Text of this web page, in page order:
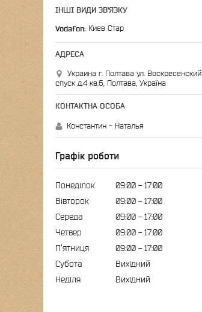
ІНШІ ВИДИ ЗВ'ЯЗКУ
Vodafon Киев Стар
Украина г. Полтава ул. Воскресенский
спуск д.4 кв.6, Полтава, Україна
Константин - Наталья
Графік роботи
Понеділок 09:00
17:00
Вівторок
09:00
17:00
Середа
09:00
17:00
Четвер
09:00
17:00
Пʼятниця
09:00
17:00
Субота
Вихідний
Неділя
Вихідний